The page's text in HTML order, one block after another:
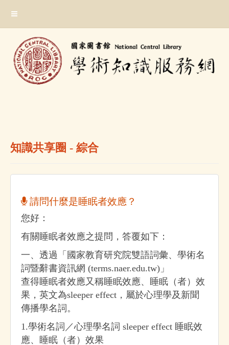
主
知識共享圈 - 綜合
請問什麼是睡眠者效應？
您好：
有關睡眠者效應之提問，答覆如下：
一、透過「國家教育研究院雙語詞彙、學術名
詞暨辭書資訊網 (terms.naer.edu.tw)」
查得睡眠者效應又稱睡眠效應、睡眠（者）效
果，英文為sleeper effect，屬於心理學及新聞
傳播學名詞。
1.學術名詞／心理學名詞 sleeper effect 睡眠效
應、睡眠（者）效果